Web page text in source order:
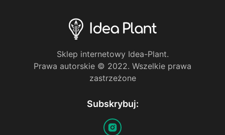
Sklep internetowy Idea-Plant.
Prawa autorskie © 2022. Wszelkie prawa
zastrzeżone
Subskrybuj: